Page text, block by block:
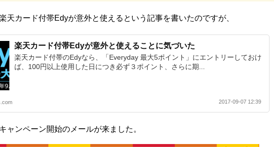
天カード付帯Edyが意外と使えるという記事を書いたのですが、
楽天カード付帯Edyが意外と使えることに気づいた
楽天カード付帯のEdyなら、「Everyday 最大5ポイント」にエントリーしておけ
ば、100円以上使用した日につき必ず３ポイント、さらに期...
2017-09-07 12:39
ャンペーン開始のメールが来ました。